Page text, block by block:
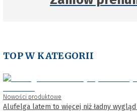
TOP W KATEGORII
Nowości produktowe
Alufelga latem to więcej niż ładny